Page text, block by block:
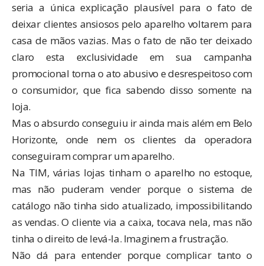
seria a única explicação plausível para o fato de
deixar clientes ansiosos pelo aparelho voltarem para
casa de mãos vazias. Mas o fato de não ter deixado
claro esta exclusividade em sua campanha
promocional torna o ato abusivo e desrespeitoso com
o consumidor, que fica sabendo disso somente na
loja.
Mas o absurdo conseguiu ir ainda mais além em Belo
Horizonte, onde nem os clientes da operadora
conseguiram comprar um aparelho.
Na TIM, várias lojas tinham o aparelho no estoque,
mas não puderam vender porque o sistema de
catálogo não tinha sido atualizado, impossibilitando
as vendas. O cliente via a caixa, tocava nela, mas não
tinha o direito de levá-la. Imaginem a frustração.
Não dá para entender porque complicar tanto o